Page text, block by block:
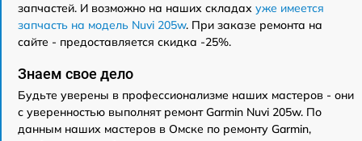
запчастей. И возможно на наших складах уже имеется
запчасть на модель Nuvi 205w. При заказе ремонта на
сайте - предоставляется скидка -25%.
Знаем свое дело
Будьте уверены в профессионализме наших мастеров - они
с уверенностью выполнят ремонт Garmin Nuvi 205w. По
данным наших мастеров в Омске по ремонту Garmin,